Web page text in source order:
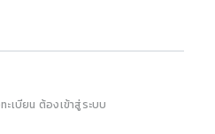
ะเบียน ต้องเข้าสู่ระบบ